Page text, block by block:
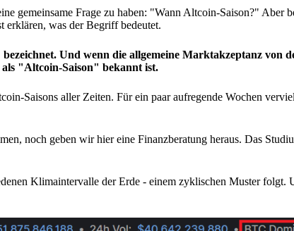
gemeinsame Frage zu haben: "Wann Altcoin-Saison?" Aber
erklären, was der Begriff bedeutet.
Und wenn die allgemeine Marktakzeptanz von
"Altcoin-Saison" bekannt ist.
Saisons aller Zeiten. Für ein paar aufregende Wochen
noch geben wir hier eine Finanzberatung heraus. Das
Klimaintervalle der Erde - einem zyklischen Muster folgt.